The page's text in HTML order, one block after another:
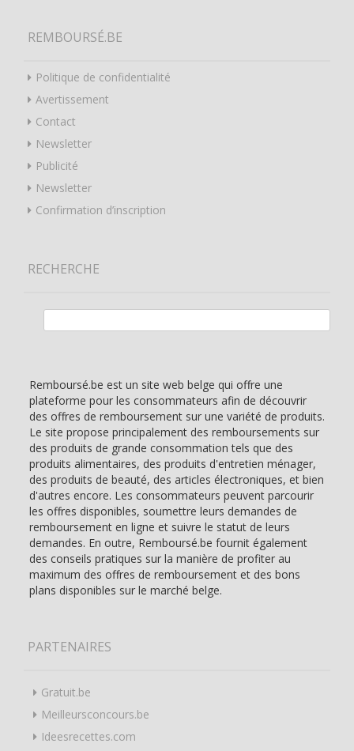
REMBOURSÉ.BE
Politique de confidentialité
Avertissement
Contact
Newsletter
Publicité
Newsletter
Confirmation d’inscription
RECHERCHE
Remboursé.be est un site web belge qui offre une
plateforme pour les consommateurs afin de découvrir
des offres de remboursement sur une variété de produits.
Le site propose principalement des remboursements sur
des produits de grande consommation tels que des
produits alimentaires, des produits d'entretien ménager,
des produits de beauté, des articles électroniques, et bien
d'autres encore. Les consommateurs peuvent parcourir
les offres disponibles, soumettre leurs demandes de
remboursement en ligne et suivre le statut de leurs
demandes. En outre, Remboursé.be fournit également
des conseils pratiques sur la manière de profiter au
maximum des offres de remboursement et des bons
plans disponibles sur le marché belge.
PARTENAIRES
Gratuit.be
Meilleursconcours.be
Ideesrecettes.com